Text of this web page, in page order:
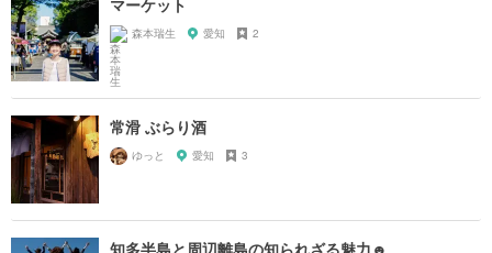
森本瑞生 愛知 2
常滑 ぶらり酒
ゆっと 愛知 3
知多半島と周辺離島の知られざる魅力☻